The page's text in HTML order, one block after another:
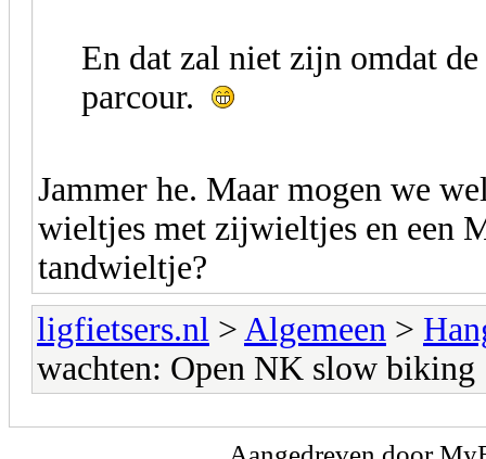
En dat zal niet zijn omdat
parcour.
Jammer he. Maar mogen we
wieltjes met zijwieltjes en een
tandwieltje?
ligfietsers.nl > Algemeen >
wachten: Open NK slow biking